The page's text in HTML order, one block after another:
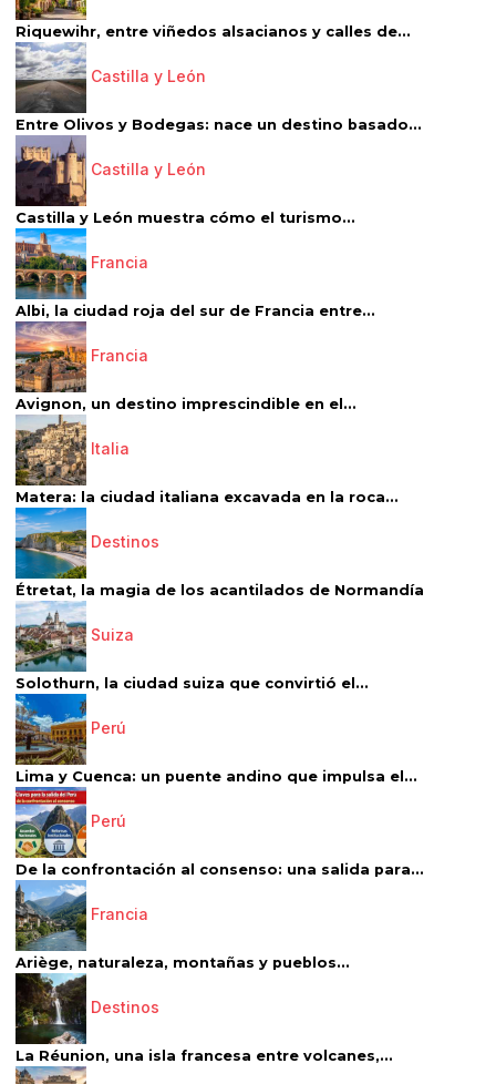
Riquewihr, entre viñedos alsacianos y calles de...
Castilla y León
Entre Olivos y Bodegas: nace un destino basado...
Castilla y León
Castilla y León muestra cómo el turismo...
Francia
Albi, la ciudad roja del sur de Francia entre...
Francia
Avignon, un destino imprescindible en el...
Italia
Matera: la ciudad italiana excavada en la roca...
Destinos
Étretat, la magia de los acantilados de Normandía
Suiza
Solothurn, la ciudad suiza que convirtió el...
Perú
Lima y Cuenca: un puente andino que impulsa el...
Perú
De la confrontación al consenso: una salida para...
Francia
Ariège, naturaleza, montañas y pueblos...
Destinos
La Réunion, una isla francesa entre volcanes,...